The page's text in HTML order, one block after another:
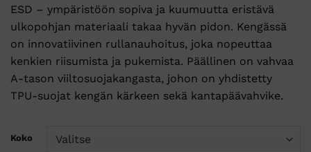
ESD – ympäristöön sopiva ja kuumuutta eristävä
ulkopohjan materiaali takaa hyvän pidon. Kengässä
on innovatiivinen rullanauhoitus, joka nopeuttaa
kenkien riisumista ja pukemista. Päällinen on vahvaa
A-tason viiltosuojakangasta, johon on yhdistetty
TPU-suojat kengän kärkeen sekä kantapäävahvike.
Koko